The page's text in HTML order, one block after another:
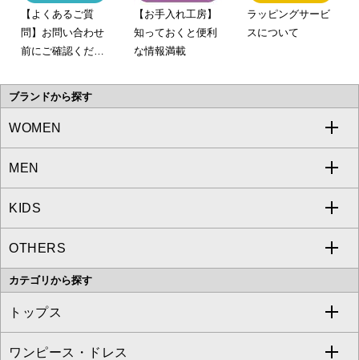
【よくあるご質
問】お問い合わせ
前にご確認くださ
【お手入れ工房】
知っておくと便利
な情報満載
ラッピングサービ
スについて
ブランドから探す
WOMEN
a.v.v
MICHEL KLEIN
MK MICHEL KLEIN
OFUON le MK
MEN
a.v.v
MICHEL KLEIN HOMME
MK MICHEL KLEIN HOMME
KIDS
a.v.v
OTHERS
MK MICHEL KLEIN BAG
カテゴリから探す
トップス
すべてのトップス
ワンピース・ドレス